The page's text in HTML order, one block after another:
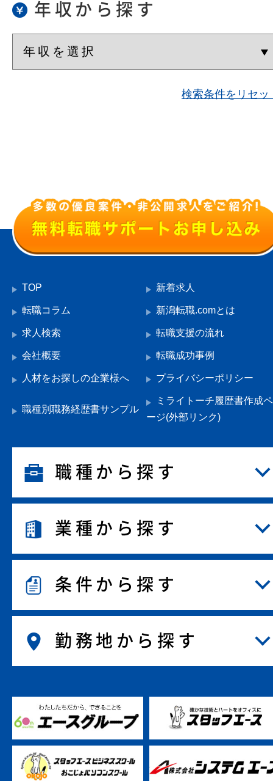
年収から探す
検索条件をリセッ
TOP 新着求人
転職コラム 新潟転職.comとは
求人検索 転職支援の流れ
会社概要 転職成功事例
人材をお探しの企業様へ プライバシーポリシー
職種別職務経歴書サンプル
ミライトーチ履歴書作成ペ
ージ(外部リンク)
職種から探す
業種から探す
条件から探す
勤務地から探す